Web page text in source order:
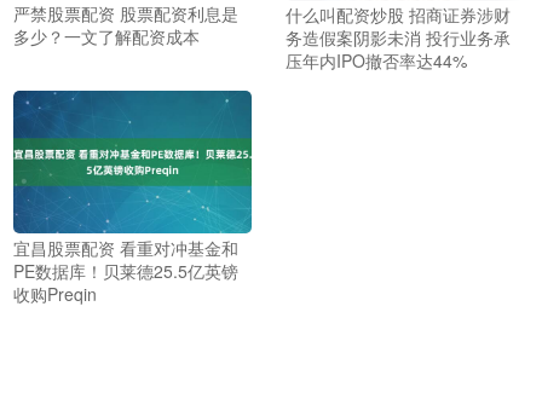
严禁股票配资 股票配资利息是
多少？一文了解配资成本
什么叫配资炒股 招商证券涉财
务造假案阴影未消 投行业务承
压年内IPO撤否率达44%
宜昌股票配资 看重对冲基金和
PE数据库！贝莱德25.5亿英镑
收购Preqin